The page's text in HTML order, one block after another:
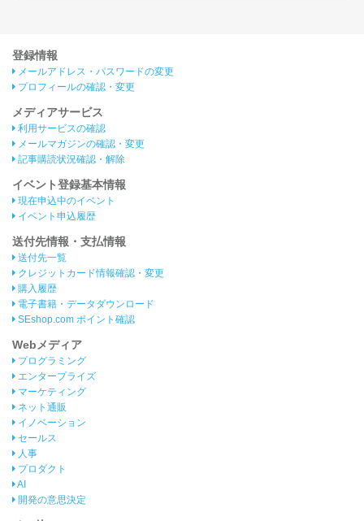
登録情報
メールアドレス・パスワードの変更
プロフィールの確認・変更
メディアサービス
利用サービスの確認
メールマガジンの確認・変更
記事購読状況確認・解除
イベント登録基本情報
現在申込中のイベント
イベント申込履歴
送付先情報・支払情報
送付先一覧
クレジットカード情報確認・変更
購入履歴
電子書籍・データダウンロード
SEshop.com ポイント確認
Webメディア
プログラミング
エンタープライズ
マーケティング
ネット通販
イノベーション
セールス
人事
プロダクト
AI
開発の意思決定